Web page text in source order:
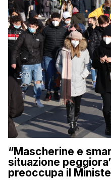
“Mascherine e
situazione
preoccupa il